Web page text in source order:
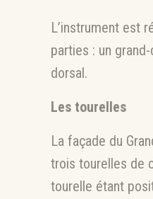
L’instrument est
parties : un
dorsal.
Les tourelles
La façade du
trois tourelles de
tourelle étant